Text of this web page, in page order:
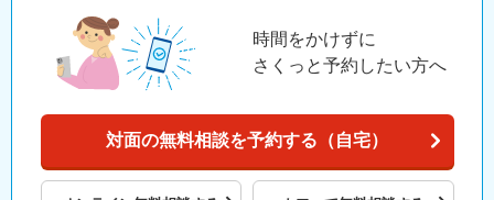
時間をかけずに
さくっと予約したい方へ
対面の無料相談を予約する（自宅）